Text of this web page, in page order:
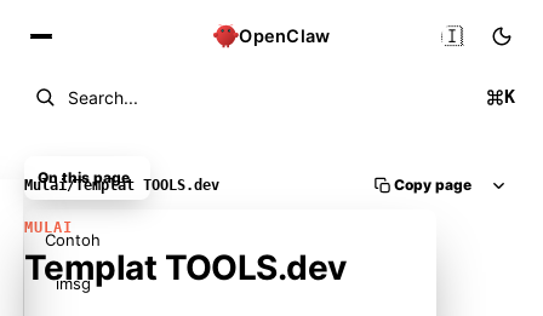
OpenClaw
Search... K
🇮🇩
Mulai/Templat TOOLS.dev Copy page
MULAI
Templat TOOLS.dev
On this page
Contoh
imsg